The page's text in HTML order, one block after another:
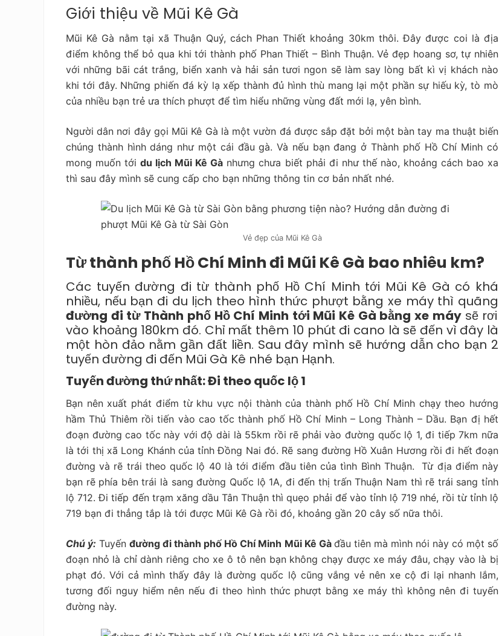
Giới thiệu về Mũi Kê Gà
Mũi Kê Gà nằm tại xã Thuận Quý, cách Phan Thiết khoảng 30km thôi. Đây được coi là địa
điểm không thể bỏ qua khi tới thành phố Phan Thiết – Bình Thuận. Vẻ đẹp hoang sơ, tự nhiên
với những bãi cát trắng, biển xanh và hải sản tươi ngon sẽ làm say lòng bất kì vị khách nào
khi tới đây. Những phiến đá kỳ lạ xếp thành đủ hình thù mang lại một phần sự hiếu kỳ, tò mò
của nhiều bạn trẻ ưa thích phượt để tìm hiểu những vùng đất mới lạ, yên bình.
Người dân nơi đây gọi Mũi Kê Gà là một vườn đá được sắp đặt bởi một bàn tay ma thuật biến
chúng thành hình dáng như một cái đầu gà. Và nếu bạn đang ở Thành phố Hồ Chí Minh có
mong muốn tớidu lịch Mũi Kê Gà nhưng chưa biết phải đi như thế nào, khoảng cách bao xa
thì sau đây mình sẽ cung cấp cho bạn những thông tin cơ bản nhất nhé.
Vẻ đẹp của Mũi Kê Gà
Từ thành phố Hồ Chí Minh đi Mũi Kê Gà bao nhiêu km?
Các tuyến đường đi từ thành phố Hồ Chí Minh tới Mũi Kê Gà có khá
nhiều, nếu bạn đi du lịch theo hình thức phượt bằng xe máy thì quãng
đường đi từ Thành phố Hồ Chí Minh tới Mũi Kê Gà bằng xe máy sẽ rơi
vào khoảng 180km đó. Chỉ mất thêm 10 phút đi cano là sẽ đến vì đây là
một hòn đảo nằm gần đất liền. Sau đây mình sẽ hướng dẫn cho bạn 2
tuyến đường đi đến Mũi Gà Kê nhé bạn Hạnh.
Tuyến đường thứ nhất: Đi theo quốc lộ 1
Bạn nên xuất phát điểm từ khu vực nội thành của thành phố Hồ Chí Minh chạy theo hướng
hầm Thủ Thiêm rồi tiến vào cao tốc thành phố Hồ Chí Minh – Long Thành – Dầu. Bạn đị hết
đoạn đường cao tốc này với độ dài là 55km rồi rẽ phải vào đường quốc lộ 1, đi tiếp 7km nữa
là tới thị xã Long Khánh của tỉnh Đồng Nai đó. Rẽ sang đường Hồ Xuân Hương rồi đi hết đoạn
đường và rẽ trái theo quốc lộ 40 là tới điểm đầu tiên của tình Bình Thuận. Từ địa điểm này
bạn rẽ phía bên trái là sang đường Quốc lộ 1A, đi đến thị trấn Thuận Nam thì rẽ trái sang tỉnh
lộ 712. Đi tiếp đến trạm xăng dầu Tân Thuận thì quẹo phải để vào tỉnh lộ 719 nhé, rồi từ tỉnh lộ
719 bạn đi thẳng tắp là tới được Mũi Kê Gà rồi đó, khoảng gần 20 cây số nữa thôi.
Chú ý: Tuyến đường đi thành phố Hồ Chí Minh Mũi Kê Gà đầu tiên mà mình nói này có một số
đoạn nhỏ là chỉ dành riêng cho xe ô tô nên bạn không chạy được xe máy đâu, chạy vào là bị
phạt đó. Với cả mình thấy đây là đường quốc lộ cũng vắng vẻ nên xe cộ đi lại nhanh lắm,
tương đối nguy hiểm nên nếu đi theo hình thức phượt bằng xe máy thì không nên đi tuyến
đường này.